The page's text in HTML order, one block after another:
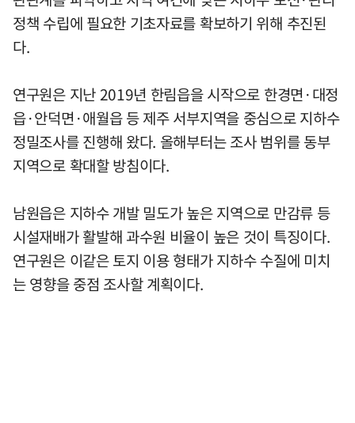
정책 수립에 필요한 기초자료를 확보하기 위해 추진된
다.
연구원은 지난 2019년 한림읍을 시작으로 한경면·대정
읍·안덕면·애월읍 등 제주 서부지역을 중심으로 지하수
정밀조사를 진행해 왔다. 올해부터는 조사 범위를 동부
지역으로 확대할 방침이다.
남원읍은 지하수 개발 밀도가 높은 지역으로 만감류 등
시설재배가 활발해 과수원 비율이 높은 것이 특징이다.
연구원은 이같은 토지 이용 형태가 지하수 수질에 미치
는 영향을 중점 조사할 계획이다.